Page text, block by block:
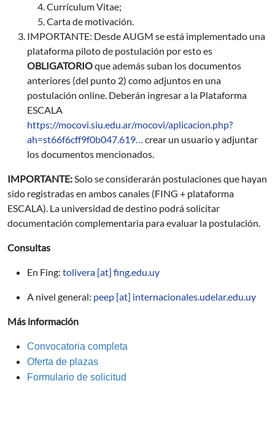
Currículum Vitae;
Carta de motivación.
IMPORTANTE: Desde AUGM se está implementado una
plataforma piloto de postulación por esto es
OBLIGATORIOque además suban los documentos
anteriores (del punto 2) como adjuntos en una
postulación online. Deberán ingresar a la Plataforma
ESCALA
https://mocovi.siu.edu.ar/mocovi/aplicacion.php?
ah=st66f6cff9f0b047.619… crear un usuario y adjuntar
los documentos mencionados.
IMPORTANTE:Solo se considerarán postulaciones que hayan
sido registradas en ambos canales (FING + plataforma
ESCALA). La universidad de destino podrá solicitar
documentación complementaria para evaluar la postulación.
Consultas
En Fing: tolivera [at] fing.edu.uy
A nivel general: peep [at] internacionales.udelar.edu.uy
Más información
Convocatoria completa
Oferta de plazas
Formulario de solicitud